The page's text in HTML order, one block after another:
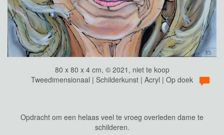
80 x 80 x 4 cm, © 2021, niet te koop
Tweedimensionaal | Schilderkunst | Acryl | Op doek
Opdracht om een helaas veel te vroeg overleden dame te
schilderen.